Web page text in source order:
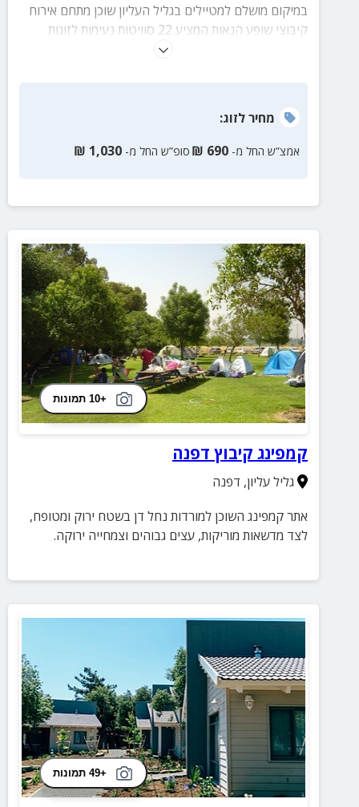
במיקום מושלם למטיילים בגליל העליון שוכן מתחם אירוח
קיבוצי שופע הנאות המציע 22 סוויטות נעימות לזוגות
ומשפחות, בריכה מרעננת, מתקני ספורט, משחקיה
מחירלזוג:
אמצ”ש החל מ- 690
₪ סופ”ש החל מ- 1,030
₪
+10 תמונות
קמפינג קיבוץ דפנה
גליל עליון, דפנה
אתר קמפינג השוכן למורדות נחל דן בשטח ירוק ומטופח,
לצד מדשאות מוריקות, עצים גבוהים וצמחייה ירוקה.
+49 תמונות